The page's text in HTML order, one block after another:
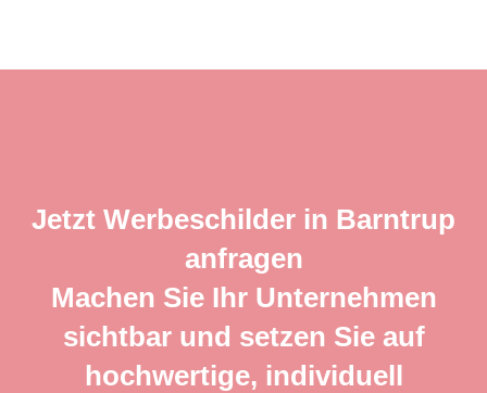
Jetzt Werbeschilder in Barntrup
anfragen
Machen Sie Ihr Unternehmen
sichtbar und setzen Sie auf
hochwertige, individuell